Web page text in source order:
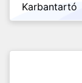
Karbantartó